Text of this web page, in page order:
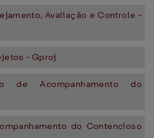
Avaliação e Controle -
- Gproj
de Acompanhamento do
do Contencioso